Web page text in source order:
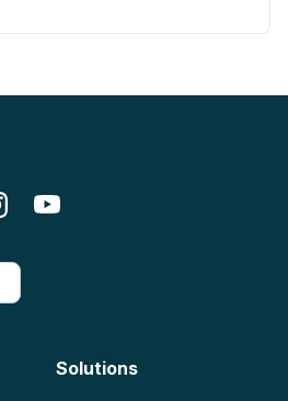
Solutions